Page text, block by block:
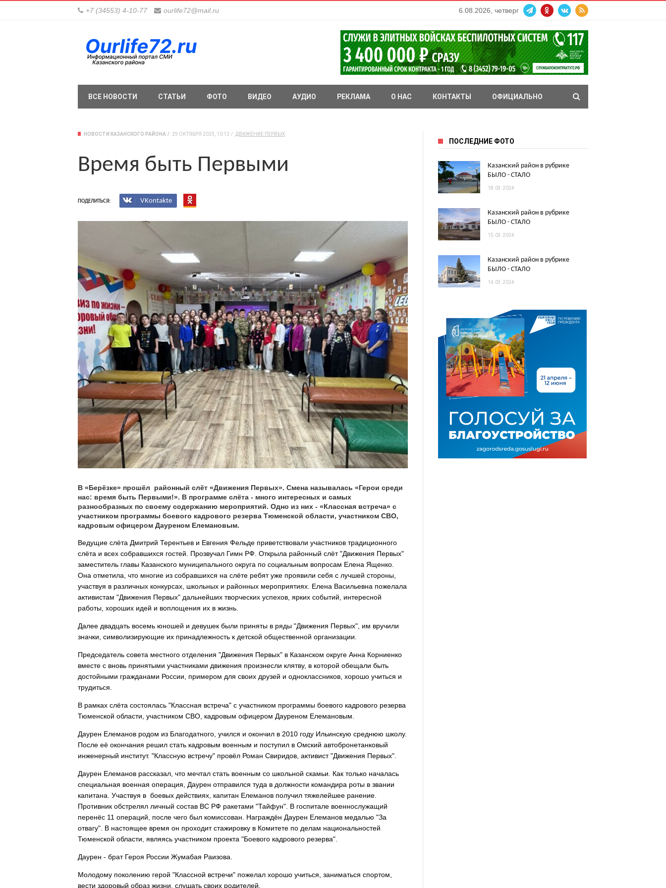
+7 (34553) 4-10-77 ourlife72@mail.ru 6.08.2026, четверг
ВСЕ НОВОСТИ СТАТЬИ ФОТО ВИДЕО АУДИО РЕКЛАМА О НАС КОНТАКТЫ ОФИЦИАЛЬНО
НОВОСТИ КАЗАНСКОГО РАЙОНА 29 ОКТЯБРЯ 2025, 10:12 ДВИЖЕНИЕ ПЕРВЫХ
Время быть Первыми
ПОДЕЛИТЬСЯ: VKontakte
В «Берёзке» прошёл районный слёт «Движения Первых». Смена называлась «Герои среди
нас: время быть Первыми!». В программе слёта - много интересных и самых
разнообразных по своему содержанию мероприятий. Одно из них - «Классная встреча» с
участником программы боевого кадрового резерва Тюменской области, участником СВО,
кадровым офицером Дауреном Елемановым.
Ведущие слёта Дмитрий Терентьев и Евгения Фельде приветствовали участников традиционного
слёта и всех собравшихся гостей. Прозвучал Гимн РФ. Открыла районный слёт "Движения Первых"
заместитель главы Казанского муниципального округа по социальным вопросам Елена Ященко.
Она отметила, что многие из собравшихся на слёте ребят уже проявили себя с лучшей стороны,
участвуя в различных конкурсах, школьных и районных мероприятиях. Елена Васильевна пожелала
активистам "Движения Первых" дальнейших творческих успехов, ярких событий, интересной
работы, хороших идей и воплощения их в жизнь.
Далее двадцать восемь юношей и девушек были приняты в ряды "Движения Первых", им вручили
значки, символизирующие их принадлежность к детской общественной организации.
Председатель совета местного отделения "Движения Первых" в Казанском округе Анна Корниенко
вместе с вновь принятыми участниками движения произнесли клятву, в которой обещали быть
достойными гражданами России, примером для своих друзей и одноклассников, хорошо учиться и
трудиться.
В рамках слёта состоялась "Классная встреча" с участником программы боевого кадрового резерва
Тюменской области, участником СВО, кадровым офицером Дауреном Елемановым.
Даурен Елеманов родом из Благодатного, учился и окончил в 2010 году Ильинскую среднюю школу.
После её окончания решил стать кадровым военным и поступил в Омский автобронетанковый
инженерный институт. "Классную встречу" провёл Роман Свиридов, активист "Движения Первых".
Даурен Елеманов рассказал, что мечтал стать военным со школьной скамьи. Как только началась
специальная военная операция, Даурен отправился туда в должности командира роты в звании
капитана. Участвуя в боевых действиях, капитан Елеманов получил тяжелейшее ранение.
Противник обстрелял личный состав ВС РФ ракетами "Тайфун". В госпитале военнослужащий
перенёс 11 операций, после чего был комиссован. Награждён Даурен Елеманов медалью "За
отвагу". В настоящее время он проходит стажировку в Комитете по делам национальностей
Тюменской области, являясь участником проекта "Боевого кадрового резерва".
Даурен - брат Героя России Жумабая Раизова.
Молодому поколению герой "Классной встречи" пожелал хорошо учиться, заниматься спортом,
вести здоровый образ жизни, слушать своих родителей.
ПОСЛЕДНИЕ ФОТО
Казанский район в рубрике
БЫЛО - СТАЛО
18.03.2024
Казанский район в рубрике
БЫЛО - СТАЛО
15.03.2024
Казанский район в рубрике
БЫЛО - СТАЛО
14.03.2024